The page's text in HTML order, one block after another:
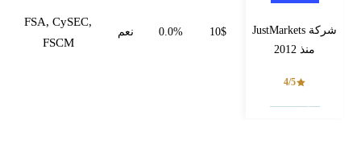
شركة JustMarkets
منذ 2012
4/5
10$
0.0% نعم
FSA, CySEC,
FSCM